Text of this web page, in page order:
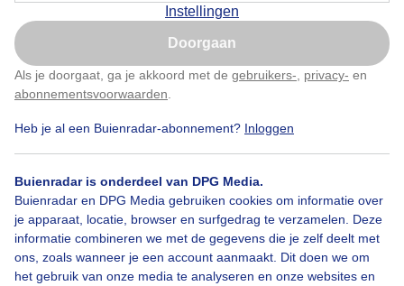
Instellingen
Doorgaan
Als je doorgaat, ga je akkoord met de gebruikers- privacy- en
abonnementsvoorwaarden
Heb je al een Buienradar-abonnement? Inloggen
Buienradar is onderdeel van DPG Media.
Buienradar en DPG Media gebruiken cookies om informatie over
je apparaat, locatie, browser en surfgedrag te verzamelen. Deze
informatie combineren we met de gegevens die je zelf deelt met
ons, zoals wanneer je een account aanmaakt. Dit doen we om
het gebruik van onze media te analyseren en onze websites en
Door: ria brasser
Bekijk slideshow
Nu niet, misschien later
Klik hierom dit aan te passen